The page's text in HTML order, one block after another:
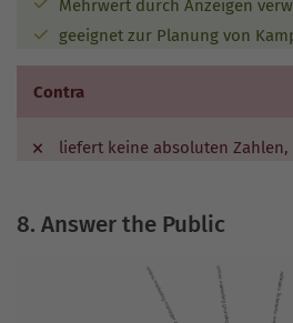
Mehrwert durch Anzeigen
geeignet zur Planung von
Contra
liefert keine absoluten
8. Answer the Public